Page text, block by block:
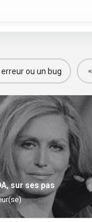
ou un bug
sur ses pas